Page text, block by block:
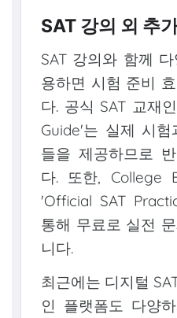
SAT 강의 외 추
SAT 강의와 함께
용하면 시험 준비
다. 공식 SAT 교재
Guide'는 실제 시
들을 제공하므로
다. 또한, College
'Official SAT
통해 무료로 실전
니다.
최근에는 디지털
인 플랫폼도 다양